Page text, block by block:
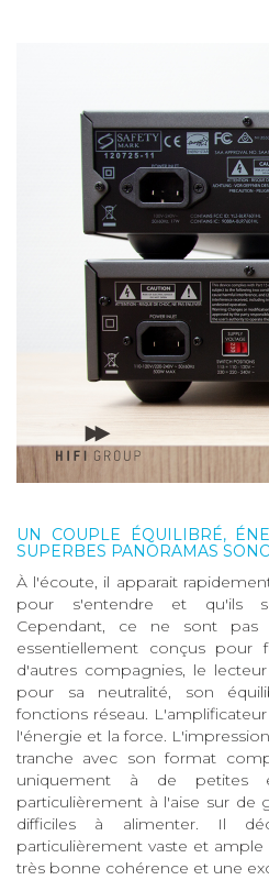
UN COUPLE ÉQUILIBRÉ,
SUPERBES PANORAMAS
À l'écoute, il apparait
pour s'entendre et qu'ils
Cependant, ce ne sont
essentiellement conçus pour
d'autres compagnies, le
pour sa neutralité, son
fonctions réseau.
l'énergie et la force.
tranche avec son format
uniquement à de petites
particulièrement à l'aise sur de
difficiles à alimenter. Il
particulièrement vaste et
très bonne cohérence et une